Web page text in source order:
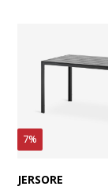
7%
JERSORE